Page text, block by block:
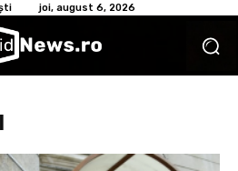
joi, august 6, 2026